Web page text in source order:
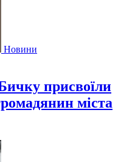
Новини
присвоїли
міста